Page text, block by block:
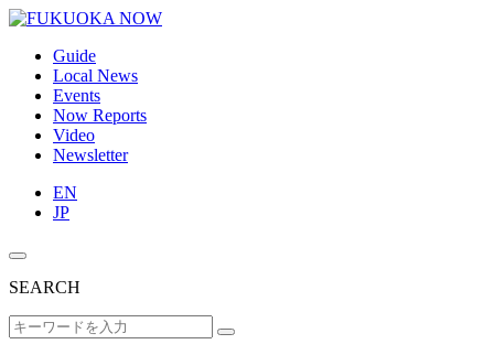
Guide
Local News
Events
Now Reports
Video
Newsletter
EN
JP
SEARCH